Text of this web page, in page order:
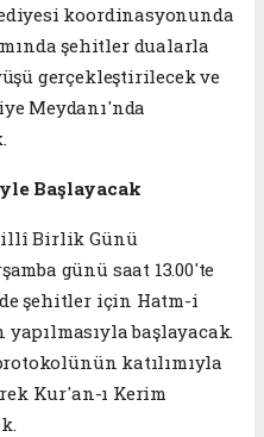
koordinasyonunda
şehitler dualarla
gerçekleştirilecek ve
Meydanı'nda
Başlayacak
Birlik Günü
günü saat 13.00'te
şehitler için Hatm-i
yapılmasıyla başlayacak.
katılımıyla
Kur'an-ı Kerim